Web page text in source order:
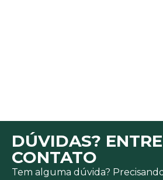
DÚVIDAS?
CONTATO
Tem alguma dúvida?